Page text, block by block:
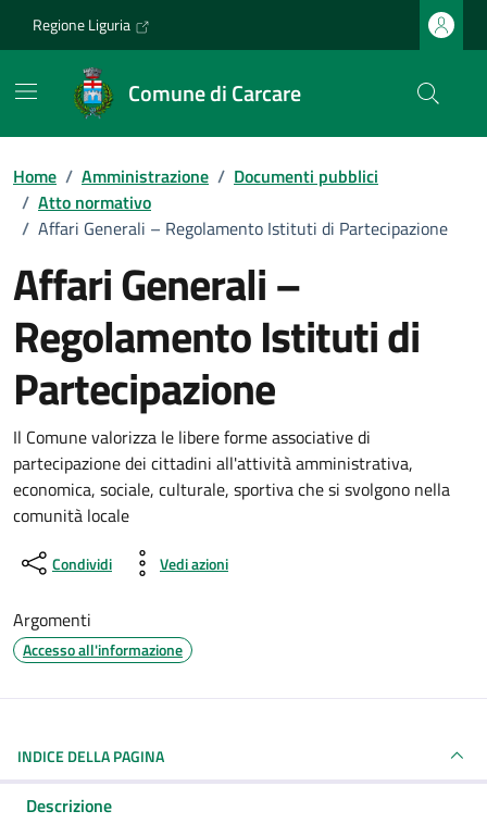
Regione Liguria
Comune di Carcare
Home / Amministrazione / Documenti pubblici
/ Atto normativo
/ Affari Generali – Regolamento Istituti di Partecipazione
Affari Generali –
Regolamento Istituti di
Partecipazione
Dettagli del documento
Il Comune valorizza le libere forme associative di
partecipazione dei cittadini all'attività amministrativa,
economica, sociale, culturale, sportiva che si svolgono nella
comunità locale
Condividi Vedi azioni
Argomenti
Accesso all'informazione
INDICE DELLA PAGINA
Descrizione